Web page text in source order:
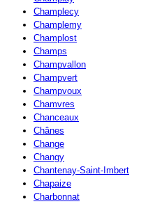
Champlecy
Champlemy
Champlost
Champs
Champvallon
Champvert
Champvoux
Chamvres
Chanceaux
Chânes
Change
Changy
Chantenay-Saint-Imbert
Chapaize
Charbonnat